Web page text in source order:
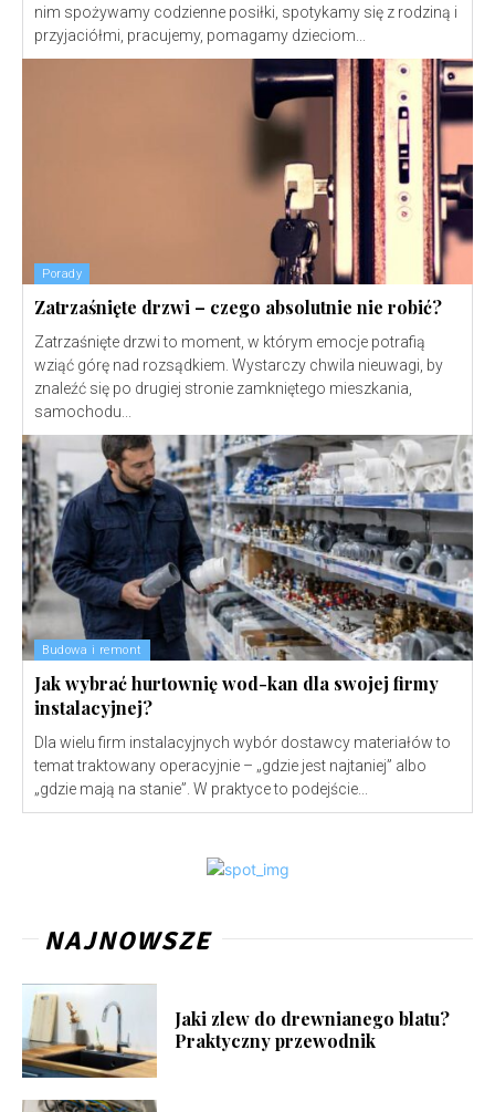
nim spożywamy codzienne posiłki, spotykamy się z rodziną i
przyjaciółmi, pracujemy, pomagamy dzieciom...
Porady
Zatrzaśnięte drzwi – czego absolutnie nie robić?
Zatrzaśnięte drzwi to moment, w którym emocje potrafią
wziąć górę nad rozsądkiem. Wystarczy chwila nieuwagi, by
znaleźć się po drugiej stronie zamkniętego mieszkania,
samochodu...
Budowa i remont
Jak wybrać hurtownię wod-kan dla swojej firmy
instalacyjnej?
Dla wielu firm instalacyjnych wybór dostawcy materiałów to
temat traktowany operacyjnie – „gdzie jest najtaniej” albo
„gdzie mają na stanie”. W praktyce to podejście...
NAJNOWSZE
Jaki zlew do drewnianego blatu?
Praktyczny przewodnik